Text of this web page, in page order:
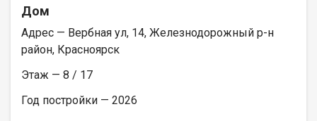
Дом
Адрес — Вербная ул, 14, Железнодорожный р-н
район, Красноярск
Этаж — 8 / 17
Год постройки — 2026